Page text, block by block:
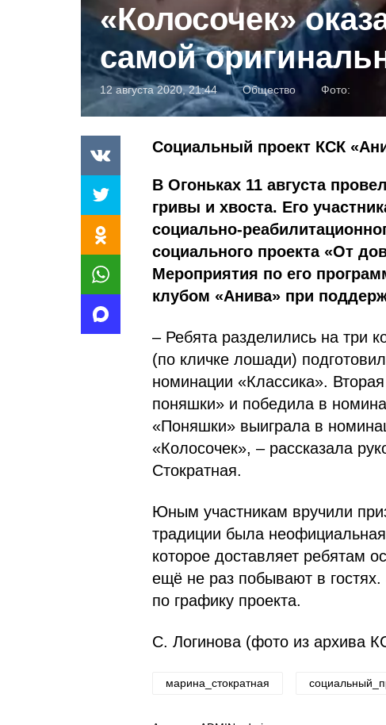
«Колосочек»
самой
12 августа 2020, 21:44 Общество Фото:
Социальный проект КСК
В Огоньках 11 августа
гривы и хвоста. Его
социально-
социального проекта «От
Мероприятия по его
клубом «Анива» при
– Ребята разделились на три
(по кличке лошади)
номинации «Классика».
поняшки» и победила в
«Поняшки» выиграла в
«Колосочек», – рассказала
Юным участникам вручили
традиции была
которое доставляет ребятам
ещё не раз побывают в
по графику проекта.
С. Логинова (фото из архива
марина_стократная